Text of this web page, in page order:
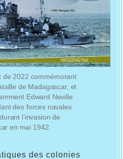
de 2022 commémorant
de Madagascar, et
Edward Neville
des forces navales
l’invasion de
en mai 1942.
des colonies